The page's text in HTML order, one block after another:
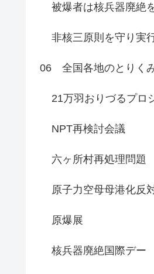
被爆者は核兵器廃絶
非核三原則を守り実
06 全国各地のとりく
21万羽おりづるプロ
NPT再検討会議
六ヶ所村再処理問題
原子力空母母港化反
原爆展
核兵器廃絶国際デー